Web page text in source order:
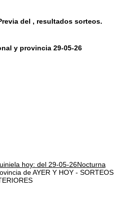
del , resultados sorteos.
y provincia 29-05-26
hoy: del 29-05-26Nocturna
de AYER Y HOY - SORTEOS